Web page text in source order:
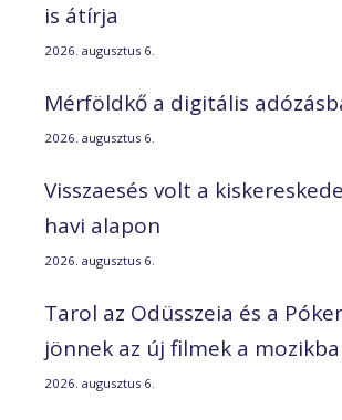
is átírja
2026. augusztus 6.
Mérföldkő a digitális
2026. augusztus 6.
Visszaesés volt a
havi alapon
2026. augusztus 6.
Tarol az Odüsszeia és a
jönnek az új filmek a mozikba
2026. augusztus 6.